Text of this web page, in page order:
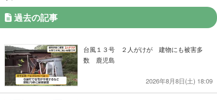
過去の記事
台風１３号 ２人がけが 建物にも被害多
数 鹿児島
2026年8月8日(土) 18:09